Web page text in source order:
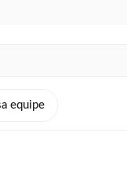
equipe